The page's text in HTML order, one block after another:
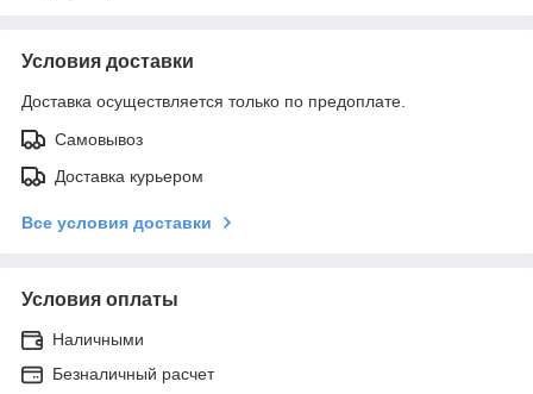
Условия доставки
Доставка осуществляется только по предоплате.
Самовывоз
Доставка курьером
Все условия доставки
Условия оплаты
Наличными
Безналичный расчет